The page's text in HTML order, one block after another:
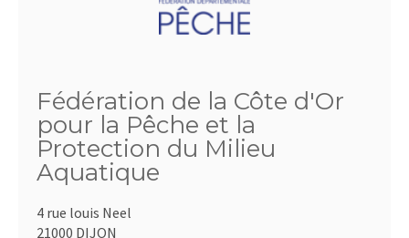
Fédération de la Côte d'Or
pour la Pêche et la
Protection du Milieu
Aquatique
4 rue louis Neel
21000 DIJON